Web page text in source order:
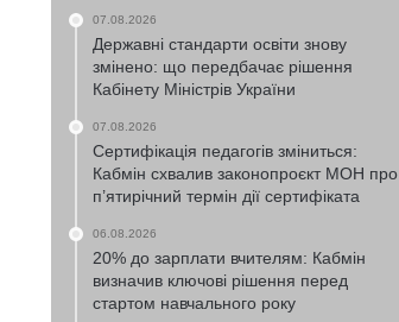
07.08.2026
Державні стандарти освіти знову
змінено: що передбачає рішення
Кабінету Міністрів України
07.08.2026
Сертифікація педагогів зміниться:
Кабмін схвалив законопроєкт МОН про
п’ятирічний термін дії сертифіката
06.08.2026
20% до зарплати вчителям: Кабмін
визначив ключові рішення перед
стартом навчального року